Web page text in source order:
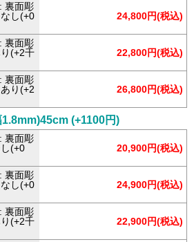
裏面彫
し(+0
24,800円(税込)
裏面彫
(+2千
22,800円(税込)
裏面彫
り(+2
26,800円(税込)
(+1100円)
裏面彫
(+0
20,900円(税込)
裏面彫
し(+0
24,900円(税込)
裏面彫
(+2千
22,900円(税込)